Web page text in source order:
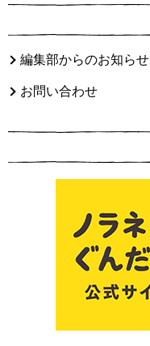
編集部からのお知らせ
お問い合わせ